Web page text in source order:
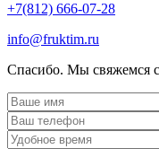
+7(812) 666-07-28
info@fruktim.ru
Спасибо. Мы свяжемся